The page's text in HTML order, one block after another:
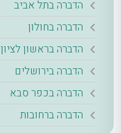
הדברה בתל אביב
הדברה בחולון
הדברה בראשון לציון
הדברה בירושלים
הדברה בכפר סבא
הדברה ברחובות